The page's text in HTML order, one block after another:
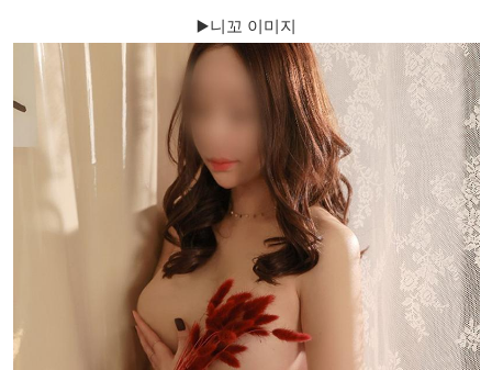
▶️니꼬 이미지